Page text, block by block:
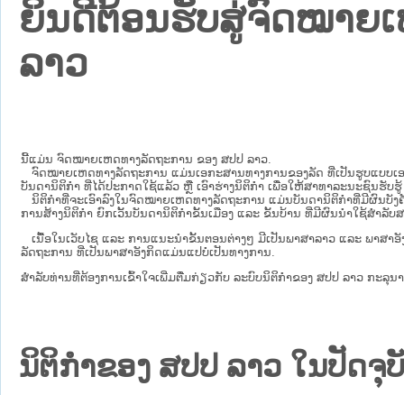
ຍິນດີຕ້ອນຮັບສູ່ຈົດໝາຍເ
ລາວ
ນີ້ແມ່ນ ຈົດໝາຍເຫດທາງລັດຖະການ ຂອງ ສປປ ລາວ.
ຈົດໝາຍເຫດທາງລັດຖະການ ແມ່ນ​ເອ​ກະ​ສານ​ທາງ​ການ​ຂອງ​ລັດ ທີ່​ເປັນ​ຮູບ​ແບບ​ເ
ບັນ​ດາ​ນິ​ຕິ​ກຳ ທີ່ໄດ້ປະກາດໃຊ້ແລ້ວ ຫຼື ເອົາຮ່າງນິຕິກໍາ ເພື່ອໃຫ້​ສາ​ທາ​ລະ​ນະ​ຊົນ​ຮັບ​
ນິ​ຕິ​ກຳ​ທີ່​ຈະ​ເອົາ​ລົງ​ໃນ​ຈົດ​ໝາຍ​ເຫດ​ທາງ​ລັດ​ຖະ​ການ ​ແມ່ນ​ບັນ​ດາ​ນິ​ຕິ​ກຳ​ທີ່​ມີ​ຜົນ​ບັ
ການ​ສ້າງ​ນິ​ຕິ​ກຳ ຍົກ​ເວັ້ນ​ບັນ​ດານິ​ຕິ​ກຳ​ຂັ້ນ​ເມືອງ ແລະ ຂັ້ນ​ບ້ານ ​ທີ່​ມີ​ຜົນ​ນຳ​ໃຊ້​ສຳ​ລັບ​
ເນື້ອໃນ​ເວັບ​ໄຊ​ ແລະ ການແນະນໍາຂັ້ນຕອນຕ່າງໆ ມີເປັນພາສາລາວ ແລະ ພາສາ
ລັດຖະການ ທີ່ເປັນພາສາອັງກິດແມ່ນແປບໍ່ເປັນທາງການ.
ສໍາລັບທ່ານທີ່ຕ້ອງການເຂົ້າໃຈເພີ່ມຕື່ມກ່ຽວກັບ ລະບົບນິຕິກຳຂອງ ສປປ ລາວ ກະລຸນ
ນິຕິກຳຂອງ ສປປ ລາວ ໃນປັດ